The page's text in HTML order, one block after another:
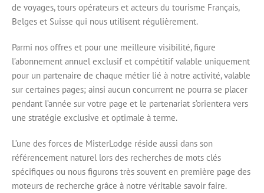
de voyages, tours opérateurs et acteurs du tourisme Français,
Belges et Suisse qui nous utilisent régulièrement.
Parmi nos offres et pour une meilleure visibilité, figure
l’abonnement annuel exclusif et compétitif valable uniquement
pour un partenaire de chaque métier lié à notre activité, valable
sur certaines pages; ainsi aucun concurrent ne pourra se placer
pendant l’année sur votre page et le partenariat s’orientera vers
une stratégie exclusive et optimale à terme.
L’une des forces de MisterLodge réside aussi dans son
référencement naturel lors des recherches de mots clés
spécifiques ou nous figurons très souvent en première page des
moteurs de recherche grâce à notre véritable savoir faire.